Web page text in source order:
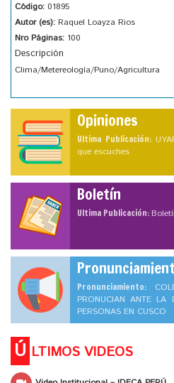
Código: 01895
Autor (es): Raquel Loayza Rios
Nro Páginas: 100
Descripción
Clima/Metereología/Puno/Agricultura
Opiniones
Ultima Publicación:
que escuches
Boletín
Ultima Publicación:
Pronunciamiento:
PRONUCIAN ANTE LA
PERSONAS EN CUSCO
Ú LTIMOS VIDEOS